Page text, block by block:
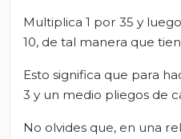
Multiplica 1 por 35 y
10, de tal manera que
Esto significa que para
3 y un medio pliegos de
No olvides que, en una